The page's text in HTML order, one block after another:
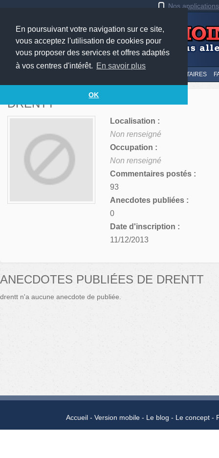
En poursuivant votre navigation sur ce site,
vous acceptez l'utilisation de cookies pour
vous proposer des services et offres adaptés
à vos centres d'intérêt. En savoir plus
OK
Nos
SUIVI DES COMMENTAIRES
DRENTT
Localisation :
Non renseigné
Occupation :
Non renseigné
Commentaires postés :
93
Anecdotes publiées :
0
Date d'inscription :
11/12/2013
ANECDOTES PUBLIÉES DE DRENTT
drentt n'a aucune anecdote de publiée.
Accueil Version mobile Le blog Le concept